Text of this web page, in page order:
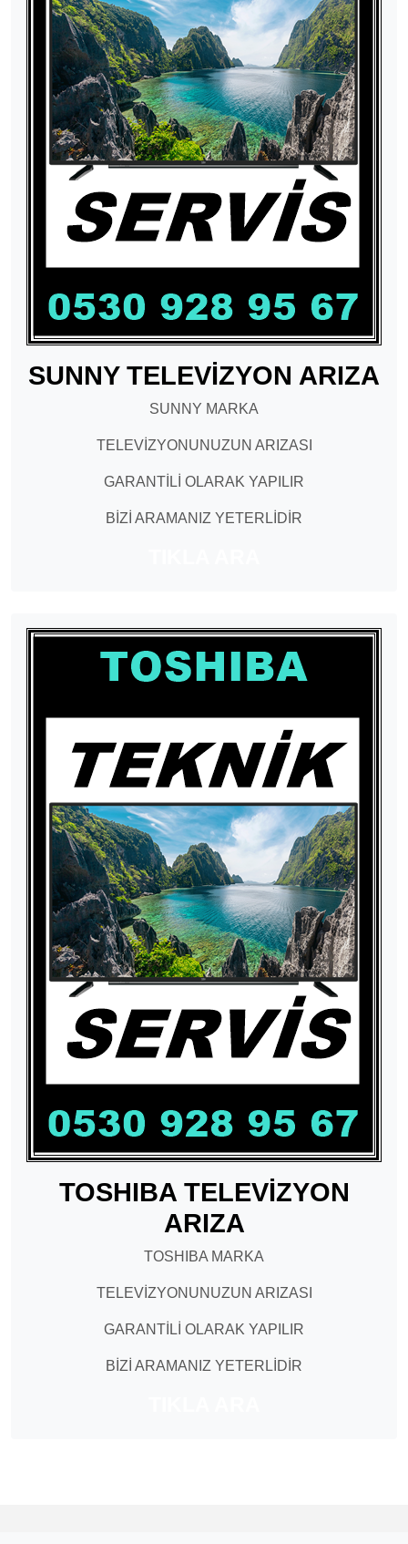
SUNNY TELEVİZYON ARIZA
SUNNY MARKA
TELEVİZYONUNUZUN ARIZASI
GARANTİLİ OLARAK YAPILIR
BİZİ ARAMANIZ YETERLİDİR
TOSHIBA TELEVİZYON
ARIZA
TOSHIBA MARKA
TELEVİZYONUNUZUN ARIZASI
GARANTİLİ OLARAK YAPILIR
BİZİ ARAMANIZ YETERLİDİR